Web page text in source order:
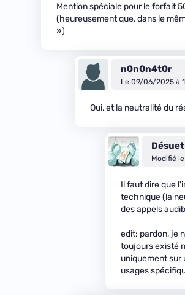
Mention spéciale pour le forfait
(heureusement que, dans le
»)
n0n0n4t0r
Le 09/06/2025 à
Oui, et la neutralité du
Modifié
Il faut dire que
technique (la
des appels
edit: pardon, je
toujours existé
uniquement sur
usages